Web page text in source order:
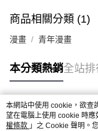
商品相關分類 (1)
漫畫 青年漫畫
本分類熱銷全站排
熱門標籤
本網站中使用 cookie，欲查
望在電腦上使用 cookie 時
權條款 」之 Cookie 聲明。